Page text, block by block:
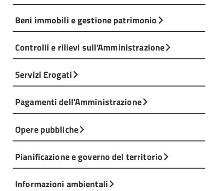
Beni immobili e gestione patrimonio
Controlli e rilievi sull'Amministrazione
Servizi Erogati
Pagamenti dell'Amministrazione
Opere pubbliche
Pianificazione e governo del territorio
Informazioni ambientali